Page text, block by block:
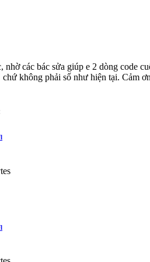
nhờ các bác sửa giúp e 2 dòng code
không phải số như hiện tại. Cảm